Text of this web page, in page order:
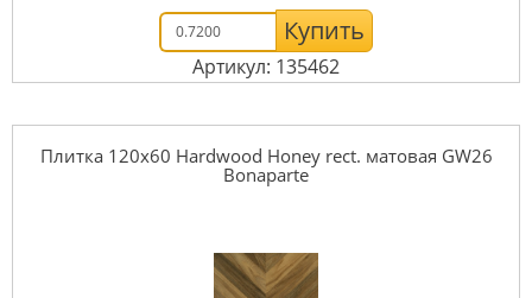
Купить
Артикул: 135462
Плитка 120x60 Hardwood Honey rect. матовая GW26
Bonaparte